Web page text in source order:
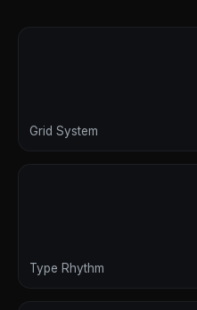
Grid System
Type Rhythm